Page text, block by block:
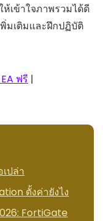
เข้าใจภาพรวมได้ดี
มเติมและฝึกปฏิบัติ
ฟรี |
ปล่า
ตั้งค่ายังไง
FortiGate